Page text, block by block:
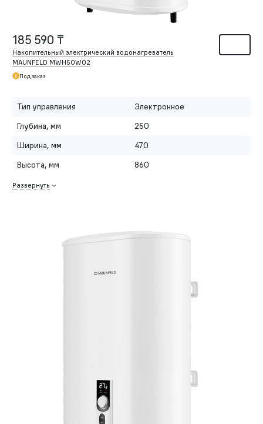
185 590 ₸
Накопительный электрический водонагреватель
MAUNFELD MWH50W02
Под заказ
Тип управления
Электронное
Глубина, мм
250
Ширина, мм
470
Высота, мм
860
Развернуть